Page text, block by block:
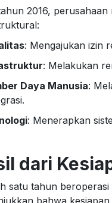
2016,
: Mengajukan izin
: Melakukan
Daya Manusia:
: Menerapkan
dari
satu tahun